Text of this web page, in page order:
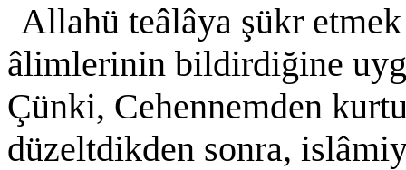
Allahü teâlâya şükr
âlimlerinin bildirdiğine
Çünki, Cehennemden
düzeltdikden sonra,